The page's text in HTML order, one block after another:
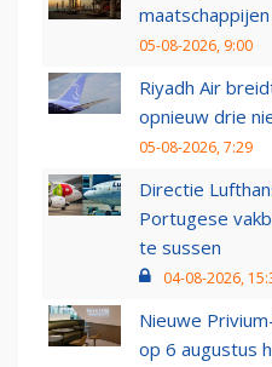
05-08-2026, 9:00
Riyadh Air
opnieuw drie
05-08-2026, 7:29
Directie
Portugese
te sussen
04-08-2026,
Nieuwe
op 6 augustus